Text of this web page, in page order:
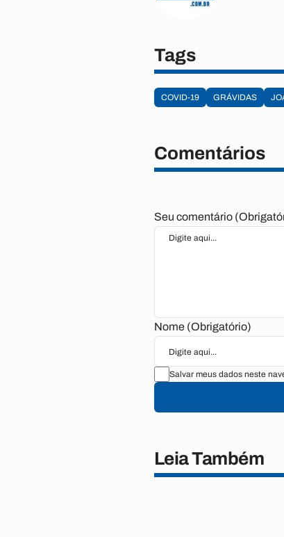
Tags
COVID-19 GRÁVIDAS
Comentários
Seu comentário
Nome (Obrigatório)
Salvar meus dados neste
Leia Também